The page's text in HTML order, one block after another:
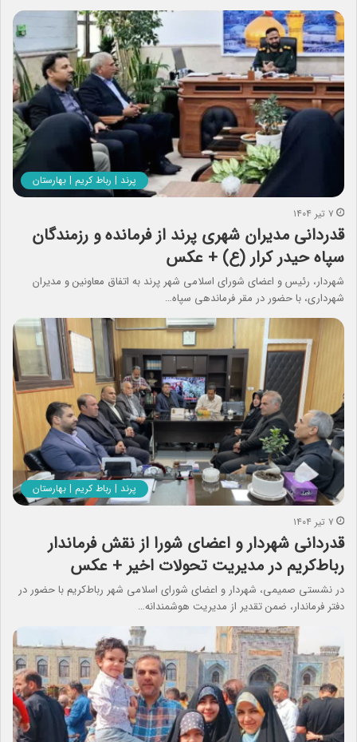
پرند | رباط کریم | بهارستان
۷ تیر ۱۴۰۴
قدردانی مدیران شهری پرند از فرمانده و رزمندگان
سپاه حیدر کرار (ع) + عکس
شهردار، رئیس و اعضای شورای اسلامی شهر پرند به اتفاق معاونین و مدیران
شهرداری، با حضور در مقر فرماندهی سپاه…
پرند | رباط کریم | بهارستان
۷ تیر ۱۴۰۴
قدردانی شهردار و اعضای شورا از نقش فرماندار
رباط‌کریم در مدیریت تحولات اخیر + عکس
در نشستی صمیمی، شهردار و اعضای شورای اسلامی شهر رباط‌کریم با حضور در
دفتر فرماندار، ضمن تقدیر از مدیریت هوشمندانه…